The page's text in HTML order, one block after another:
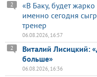
«В Баку, будет
именно сегодня
тренер
2
06.08.2026, 16:57
Виталий Лисицкий:
больше»
2
06.08.2026, 16:36